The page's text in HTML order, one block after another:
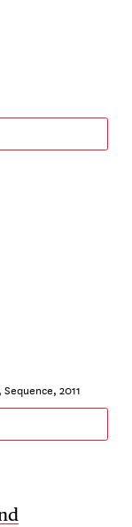
2011